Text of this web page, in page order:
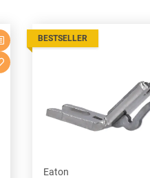
BESTSELLER
Eaton